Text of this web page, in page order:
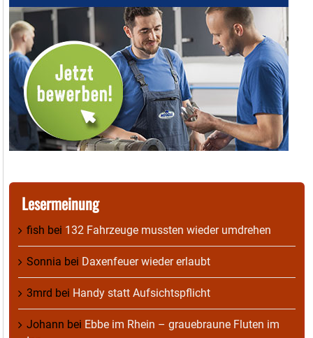
Lesermeinung
fish bei 132 Fahrzeuge mussten wieder umdrehen
Sonnia bei Daxenfeuer wieder erlaubt
3mrd bei Handy statt Aufsichtspflicht
Johann bei Ebbe im Rhein – grauebraune Fluten im